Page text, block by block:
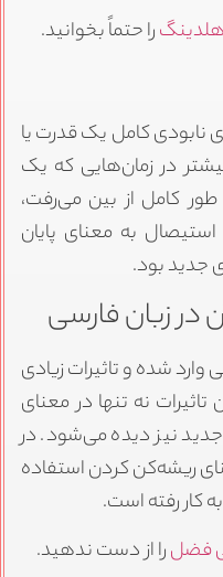
را حتماً بخوانید.
نابودی کامل یک قدرت یا
در زمان‌هایی که یک
کامل از بین می‌رفت،
به معنای پایان
جدید بود.
در زبان فارسی
وارد شده و تاثیرات زیادی
نه تنها در معنای
نیز دیده می‌شود. در
ریشه‌کن کردن استفاده
کار رفته است.
فضلرا از دست ندهید.